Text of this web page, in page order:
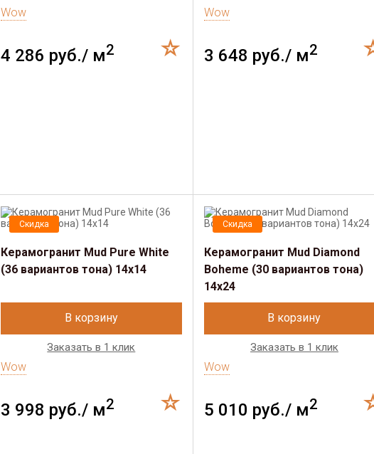
Wow
4 286 руб./ м2
Wow
3 648 руб./ м2
Скидка
Керамогранит Mud Pure White
(36 вариантов тона) 14х14
В корзину
Заказать в 1 клик
Wow
3 998 руб./ м2
Скидка
Керамогранит Mud Diamond
Boheme (30 вариантов тона)
14х24
В корзину
Заказать в 1 клик
Wow
5 010 руб./ м2